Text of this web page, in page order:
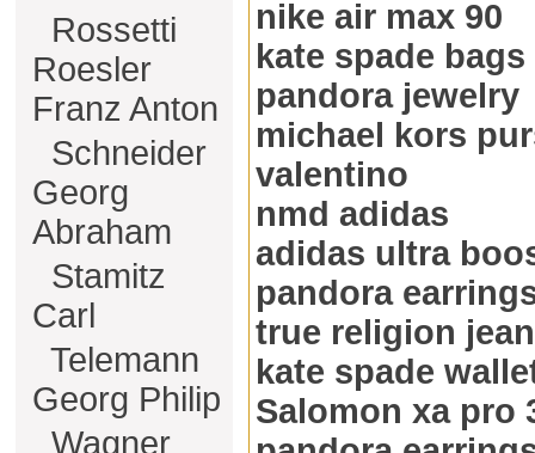
Rossetti
Roesler
Franz Anton
Schneider
Georg
Abraham
Stamitz
Carl
Telemann
Georg Philip
Wagner
nike air max 90
kate spade bags
pandora jewelry
michael kors
valentino
nmd adidas
adidas ultra
pandora
true religion
kate spade
Salomon xa pro